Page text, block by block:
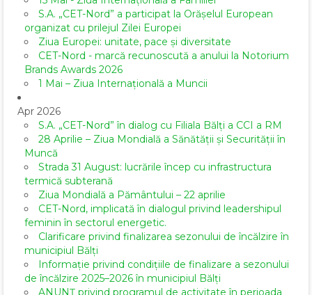
S.A. „CET-Nord” a participat la Orășelul European
organizat cu prilejul Zilei Europei
Ziua Europei: unitate, pace și diversitate
CET-Nord - marcă recunoscută a anului la Notorium
Brands Awards 2026
1 Mai – Ziua Internațională a Muncii
Apr 2026
S.A. „CET-Nord” în dialog cu Filiala Bălți a CCI a RM
28 Aprilie – Ziua Mondială a Sănătății și Securității în
Muncă
Strada 31 August: lucrările încep cu infrastructura
termică subterană
Ziua Mondială a Pământului – 22 aprilie
CET-Nord, implicată în dialogul privind leadershipul
feminin în sectorul energetic.
Clarificare privind finalizarea sezonului de încălzire în
municipiul Bălți
Informație privind condițiile de finalizare a sezonului
de încălzire 2025–2026 în municipiul Bălți
ANUNȚ privind programul de activitate în perioada